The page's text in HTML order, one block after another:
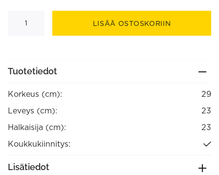
plafond
LISÄÄ OSTOSKORIIN
Tuotetiedot
Korkeus (cm):
29
Leveys (cm):
23
Halkaisija (cm):
23
Koukkukiinnitys:
Lisätiedot